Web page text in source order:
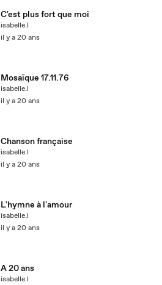
C'est plus fort que moi
isabelle.l
il y a 20 ans
Mosaïque 17.11.76
isabelle.l
il y a 20 ans
Chanson française
isabelle.l
il y a 20 ans
L'hymne à l'amour
isabelle.l
il y a 20 ans
A 20 ans
isabelle.l